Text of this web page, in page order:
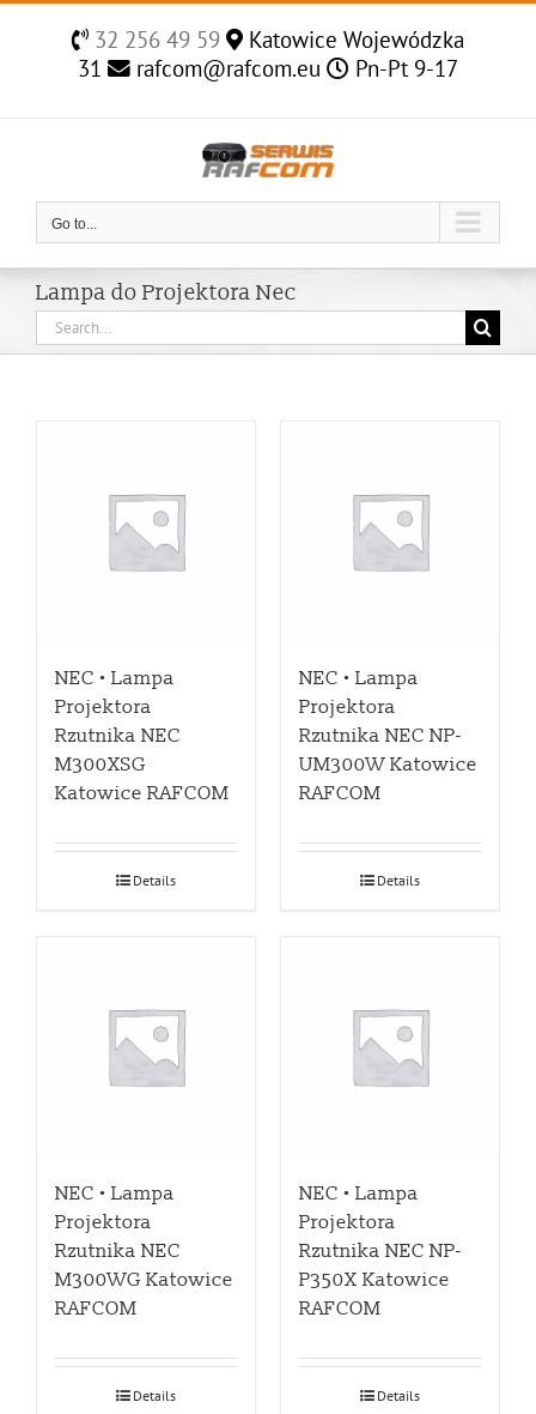
32 256 49 59
Katowice Wojewódzka
31
rafcom@rafcom.eu Pn-Pt 9-17
Go to...
Lampa do Projektora Nec
Search
for:
NEC • Lampa
Projektora
Rzutnika NEC
M300XSG
Katowice RAFCOM
Details
NEC • Lampa
Projektora
Rzutnika NEC NP-
UM300W Katowice
RAFCOM
Details
NEC • Lampa
Projektora
Rzutnika NEC
M300WG Katowice
RAFCOM
Details
NEC • Lampa
Projektora
Rzutnika NEC NP-
P350X Katowice
RAFCOM
Details